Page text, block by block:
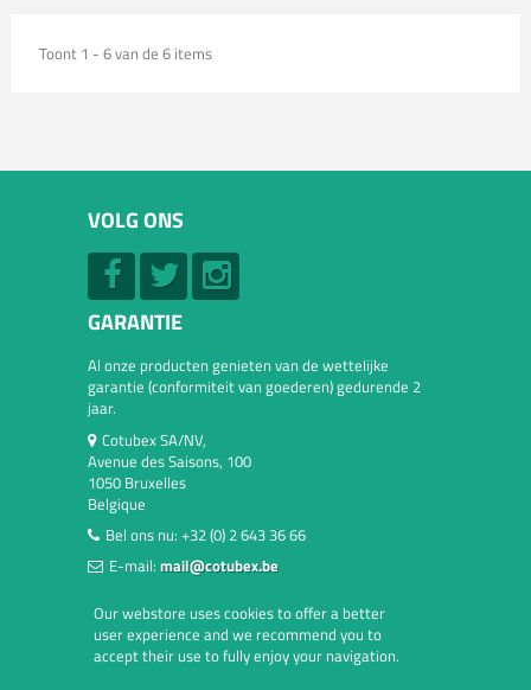
Toont 1 - 6 van de 6 items
VOLG ONS
GARANTIE
Al onze producten genieten van de wettelijke
garantie (conformiteit van goederen) gedurende 2
jaar.
Cotubex SA/NV,
Avenue des Saisons, 100
1050 Bruxelles
Belgique
Bel ons nu: +32 (0) 2 643 36 66
E-mail: mail@cotubex.be
Our webstore uses cookies to offer a better
user experience and we recommend you to
accept their use to fully enjoy your navigation.